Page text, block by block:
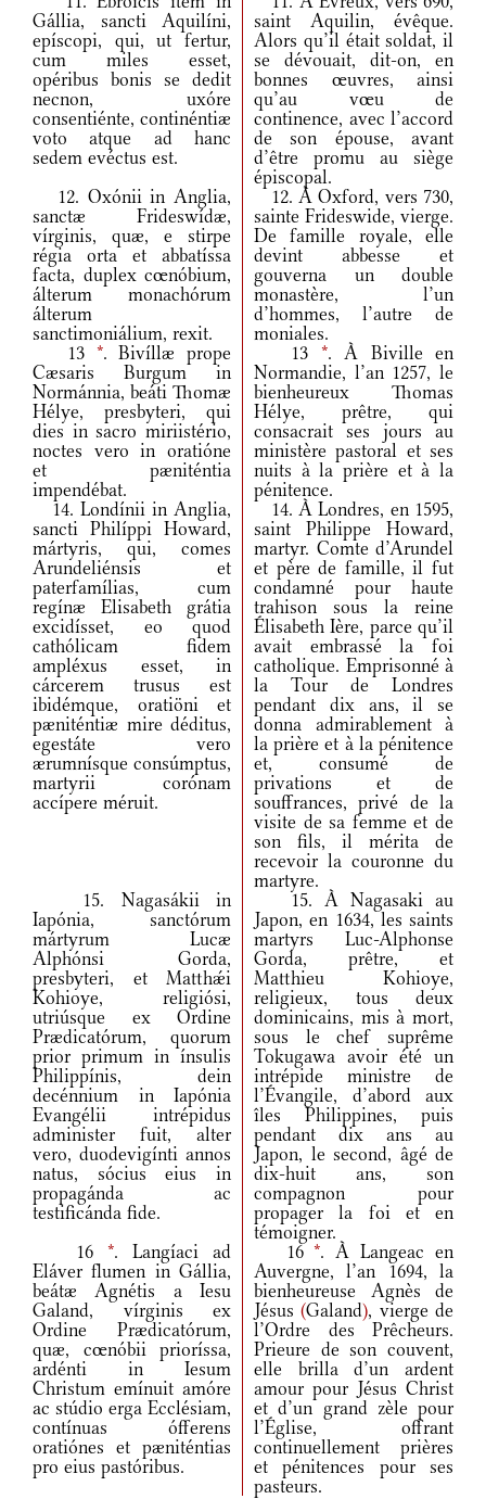
Gállia, sancti Aquilíni,
epíscopi, qui, ut fertur,
cum miles esset,
opéribus bonis se dedit
necnon, uxóre
consentiénte, continéntiæ
voto atque ad hanc
sedem evéctus est.
saint Aquilin, évêque.
Alors qu’il était soldat, il
se dévouait, dit-on, en
bonnes œuvres, ainsi
qu’au vœu de
continence, avec l’accord
de son épouse, avant
d’être promu au siège
épiscopal.
12. Oxónii in Anglia,
sanctæ Frideswídæ,
vírginis, quæ, e stirpe
régia orta et abbatíssa
facta, duplex cœnóbium,
álterum monachórum
álterum
sanctimoniálium, rexit.
12. À Oxford, vers 730,
sainte Frideswide, vierge.
De famille royale, elle
devint abbesse et
gouverna un double
monastère, l’un
d’hommes, l’autre de
moniales.
13 *. Bivíllæ prope
Cæsaris Burgum in
Normánnia, beáti Thomæ
Hélye, presbyteri, qui
dies in sacro miriistério,
noctes vero in oratióne
et pæniténtia
impendébat.
13 *. À Biville en
Normandie, l’an 1257, le
bienheureux Thomas
Hélye, prêtre, qui
consacrait ses jours au
ministère pastoral et ses
nuits à la prière et à la
pénitence.
14. Londínii in Anglia,
sancti Philíppi Howard,
mártyris, qui, comes
Arundeliénsis et
paterfamílias, cum
regínæ Elisabeth grátia
excidísset, eo quod
cathólicam fidem
ampléxus esset, in
cárcerem trusus est
ibidémque, oratiöni et
pæniténtiæ mire déditus,
egestáte vero
ærumnísque consúmptus,
martyrii corónam
accípere méruit.
14. À Londres, en 1595,
saint Philippe Howard,
martyr. Comte d’Arundel
et père de famille, il fut
condamné pour haute
trahison sous la reine
Élisabeth Ière, parce qu’il
avait embrassé la foi
catholique. Emprisonné à
la Tour de Londres
pendant dix ans, il se
donna admirablement à
la prière et à la pénitence
et, consumé de
privations et de
souffrances, privé de la
visite de sa femme et de
son fils, il mérita de
recevoir la couronne du
martyre.
15. Nagasákii in
Iapónia, sanctórum
mártyrum Lucæ
Alphónsi Gorda,
presbyteri, et Matthǽi
Kohioye, religiósi,
utriúsque ex Ordine
Prædicatórum, quorum
prior primum in ínsulis
Philippínis, dein
decénnium in Iapónia
Evangélii intrépidus
administer fuit, alter
vero, duodevigínti annos
natus, sócius eius in
propagánda ac
testificánda fide.
15. À Nagasaki au
Japon, en 1634, les saints
martyrs Luc-Alphonse
Gorda, prêtre, et
Matthieu Kohioye,
religieux, tous deux
dominicains, mis à mort,
sous le chef suprême
Tokugawa avoir été un
intrépide ministre de
l’Évangile, d’abord aux
îles Philippines, puis
pendant dix ans au
Japon, le second, âgé de
dix-huit ans, son
compagnon pour
propager la foi et en
témoigner.
16 *. Langíaci ad
Eláver flumen in Gállia,
beátæ Agnétis a Iesu
Galand, vírginis ex
Ordine Prædicatórum,
quæ, cœnóbii prioríssa,
ardénti in Iesum
Christum emínuit amóre
ac stúdio erga Ecclésiam,
contínuas ófferens
oratiónes et pæniténtias
pro eius pastóribus.
16*. À Langeac en
Auvergne, l’an 1694, la
bienheureuse Agnès de
Jésus(Galand), vierge de
l’Ordre des Prêcheurs.
Prieure de son couvent,
elle brilla d’un ardent
amour pour Jésus Christ
et d’un grand zèle pour
l’Église, offrant
continuellement prières
et pénitences pour ses
pasteurs.